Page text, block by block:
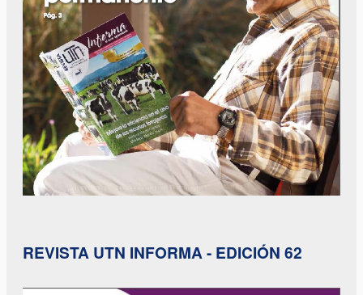
REVISTA UTN INFORMA - EDICIÓN 62